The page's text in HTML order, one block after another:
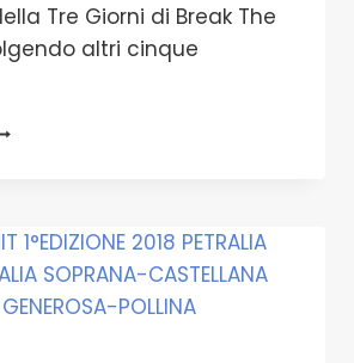
Tre Giorni di Break The
altri cinque